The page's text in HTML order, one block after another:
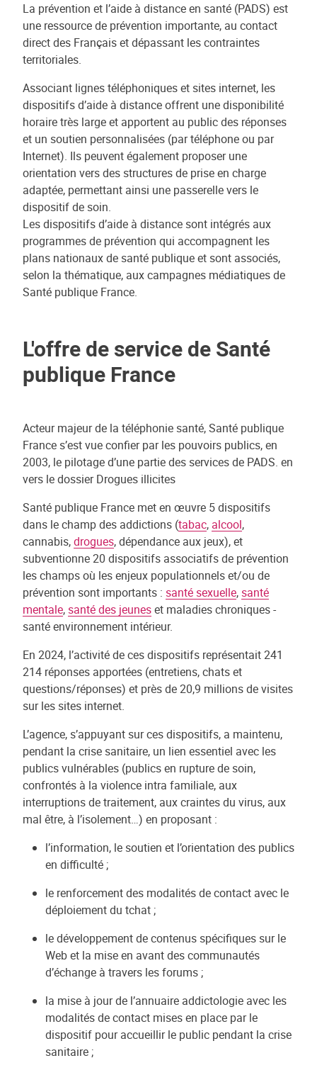
La prévention et l’aide à distance en santé (PADS) est
une ressource de prévention importante, au contact
direct des Français et dépassant les contraintes
territoriales.
Associant lignes téléphoniques et sites internet, les
dispositifs d’aide à distance offrent une disponibilité
horaire très large et apportent au public des réponses
et un soutien personnalisées (par téléphone ou par
Internet). Ils peuvent également proposer une
orientation vers des structures de prise en charge
adaptée, permettant ainsi une passerelle vers le
dispositif de soin.
Les dispositifs d’aide à distance sont intégrés aux
programmes de prévention qui accompagnent les
plans nationaux de santé publique et sont associés,
selon la thématique, aux campagnes médiatiques de
Santé publique France.
L'offre de service de Santé
publique France
Acteur majeur de la téléphonie santé, Santé publique
France s’est vue confier par les pouvoirs publics, en
2003, le pilotage d’une partie des services de PADS. en
vers le dossier Drogues illicites
Santé publique France met en œuvre 5 dispositifs
dans le champ des addictions (tabac, alcool,
cannabis,drogues, dépendance aux jeux), et
subventionne 20 dispositifs associatifs de prévention
les champs où les enjeux populationnels et/ou de
prévention sont importants : santé sexuelle,santé
mentale,santé des jeuneset maladies chroniques -
santé environnement intérieur.
En 2024, l’activité de ces dispositifs représentait 241
214 réponses apportées (entretiens, chats et
questions/réponses) et près de 20,9 millions de visites
sur les sites internet.
L’agence, s’appuyant sur ces dispositifs, a maintenu,
pendant la crise sanitaire, un lien essentiel avec les
publics vulnérables (publics en rupture de soin,
confrontés à la violence intra familiale, aux
interruptions de traitement, aux craintes du virus, aux
mal être, à l’isolement…) en proposant :
l’information, le soutien et l’orientation des publics
en difficulté ;
le renforcement des modalités de contact avec le
déploiement du tchat ;
le développement de contenus spécifiques sur le
Web et la mise en avant des communautés
d’échange à travers les forums ;
la mise à jour de l’annuaire addictologie avec les
modalités de contact mises en place par le
dispositif pour accueillir le public pendant la crise
sanitaire ;